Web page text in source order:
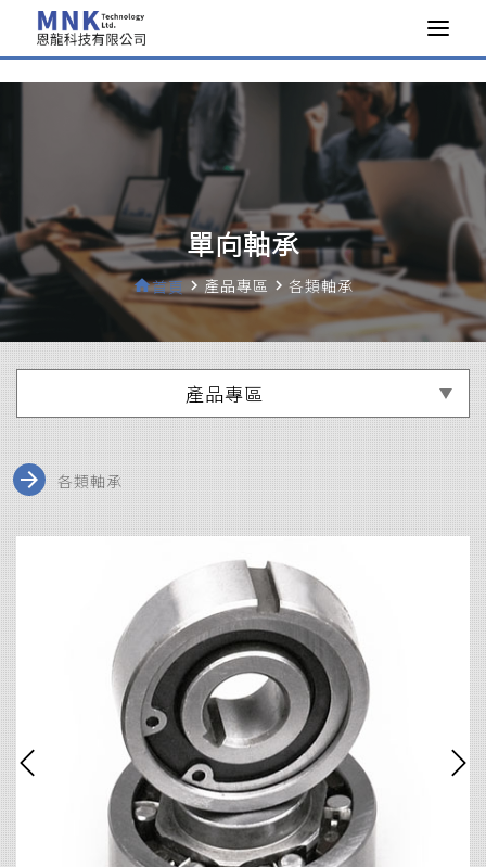
單向軸承
home首頁navigate_next產品專區 navigate_next 各類軸承
產品專區
arrow_forward 各類軸承